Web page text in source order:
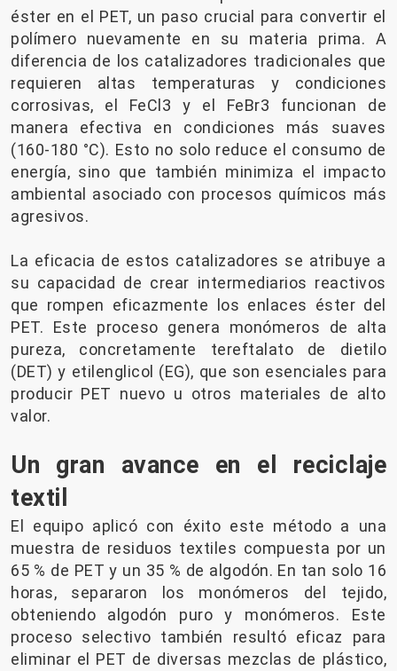
éster en el PET, un paso crucial para convertir el
polímero nuevamente en su materia prima. A
diferencia de los catalizadores tradicionales que
requieren altas temperaturas y condiciones
corrosivas, el FeCl3 y el FeBr3 funcionan de
manera efectiva en condiciones más suaves
(160-180 °C). Esto no solo reduce el consumo de
energía, sino que también minimiza el impacto
ambiental asociado con procesos químicos más
agresivos.
La eficacia de estos catalizadores se atribuye a
su capacidad de crear intermediarios reactivos
que rompen eficazmente los enlaces éster del
PET. Este proceso genera monómeros de alta
pureza, concretamente tereftalato de dietilo
(DET) y etilenglicol (EG), que son esenciales para
producir PET nuevo u otros materiales de alto
valor.
Un gran avance en el reciclaje
textil
El equipo aplicó con éxito este método a una
muestra de residuos textiles compuesta por un
65 % de PET y un 35 % de algodón. En tan solo 16
horas, separaron los monómeros del tejido,
obteniendo algodón puro y monómeros. Este
proceso selectivo también resultó eficaz para
eliminar el PET de diversas mezclas de plástico,